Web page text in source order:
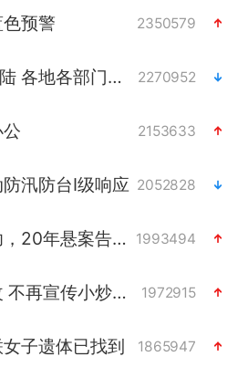
预警 2350579
台风“白海豚”登陆 各地各部门全力应对 2270952
2153633
汛防台Ⅰ级响应 2052828
血指纹匹配成功，20年悬案告破！凶手被执行死刑 1993494
费大厨口号更改 不再宣传小炒肉大王 1972915
子遗体已找到 1865947